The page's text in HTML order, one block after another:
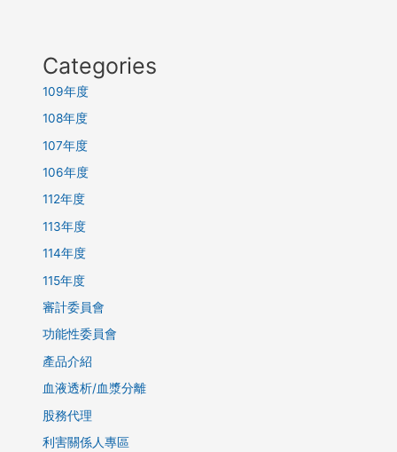
Categories
109年度
108年度
107年度
106年度
112年度
113年度
114年度
115年度
審計委員會
功能性委員會
產品介紹
血液透析/血漿分離
股務代理
利害關係人專區